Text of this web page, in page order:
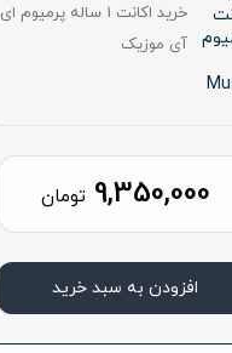
خرید اکانت 1 ساله پرمیوم ای
آی موزیک
9,350,000 تومان
افزودن به سبد خرید